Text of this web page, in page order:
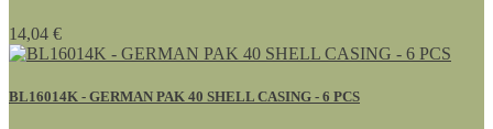
14,04 €
BL16014K - GERMAN PAK 40 SHELL CASING - 6 PCS